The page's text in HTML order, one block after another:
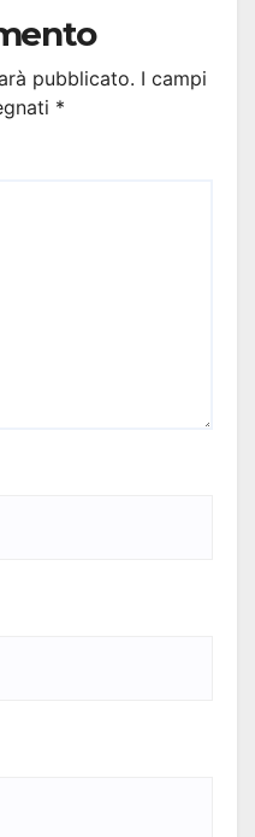
pubblicato. I campi
*